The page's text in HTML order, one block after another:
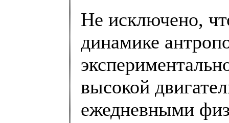
Не исключено,
динамике
высокой
ежедневными